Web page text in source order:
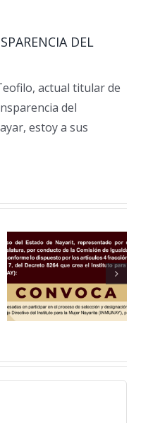
DEL
actual titular de
del
estoy a sus
Aviso